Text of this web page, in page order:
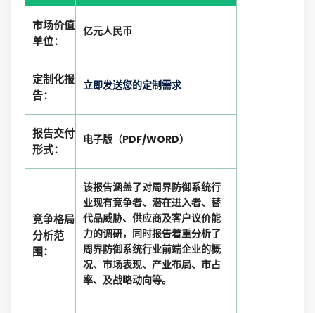
市场价值
单位：
亿元人民币
定制化报
告：
立即发送您的定制需求
报告交付
形式：
电子版（PDF/WORD）
竞争格局
分析范
围：
该报告涵盖了对周界防御系统行
业现有竞争者、潜在进入者、替
代品威胁、供应商及客户议价能
力的调研，同时报告着重分析了
周界防御系统行业前端企业的概
况、市场表现、产业布局、市占
率、及战略动向等。